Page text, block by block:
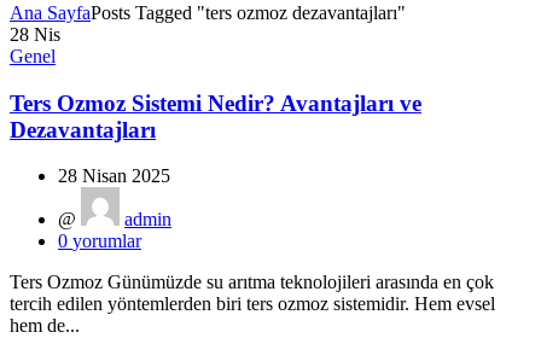
Ana SayfaPosts Tagged "ters ozmoz dezavantajları"
28 Nis
Genel
Ters Ozmoz Sistemi Nedir? Avantajları ve
Dezavantajları
28 Nisan 2025
@
admin
0 yorumlar
Ters Ozmoz Günümüzde su arıtma teknolojileri arasında en çok
tercih edilen yöntemlerden biri ters ozmoz sistemidir. Hem evsel
hem de...